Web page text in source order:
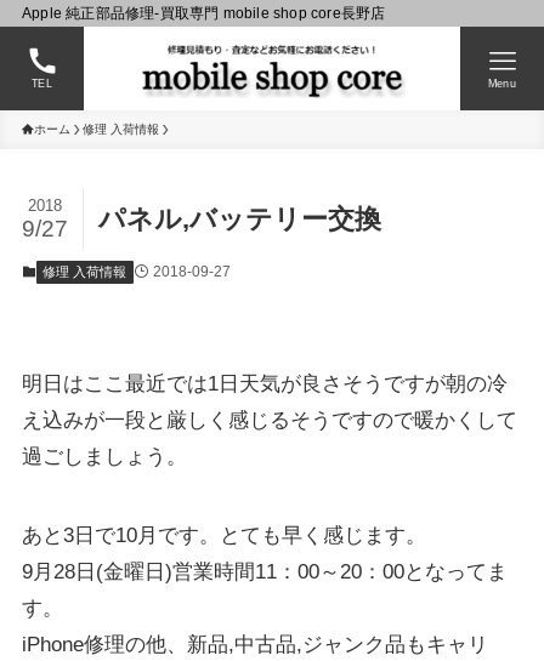
Apple 純正部品修理-買取専門 mobile shop core長野店
TEL Menu
ホーム 修理 入荷情報
パネル,バッテリー交換
2018
9/27
修理 入荷情報 2018-09-27
明日はここ最近では1日天気が良さそうですが朝の冷
え込みが一段と厳しく感じるそうですので暖かくして
過ごしましょう。
あと3日で10月です。とても早く感じます。
9月28日(金曜日)営業時間11：00～20：00となってま
す。
iPhone修理の他、新品,中古品,ジャンク品もキャリ